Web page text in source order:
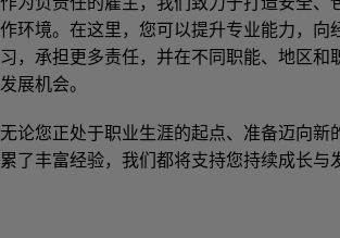
作环境。在这里，您可以提升专业能力，向
习，承担更多责任，并在不同职能、地区和
发展机会。
无论您正处于职业生涯的起点、准备迈向新
累了丰富经验，我们都将支持您持续成长与